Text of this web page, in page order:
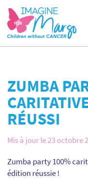
ZUMBA
RÉUSSI
Mis à jour le 23 octobre
Zumba party 100%
édition réussie !